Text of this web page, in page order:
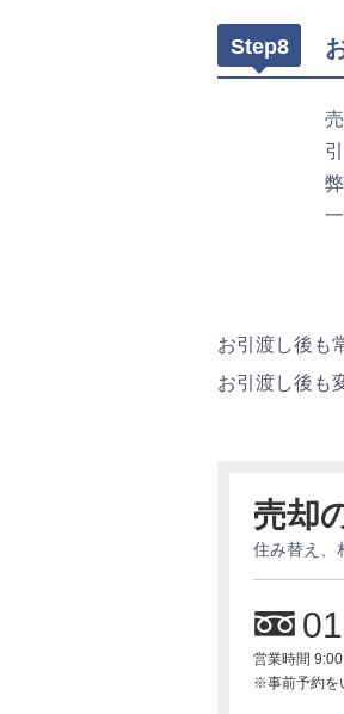
Step8
お引渡し後も
お引渡し後も
売却
住み替え、
営業時間
※事前予約を